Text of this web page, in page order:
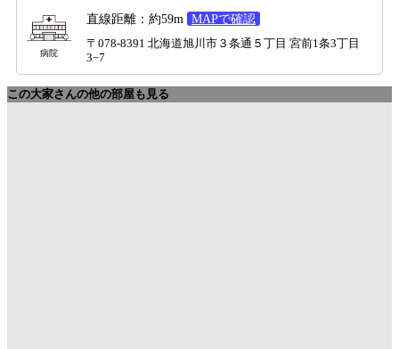
病院
直線距離：約59m MAPで確認
〒078-8391 北海道旭川市３条通５丁目 宮前1条3丁目
3−7
この大家さんの他の部屋も見る